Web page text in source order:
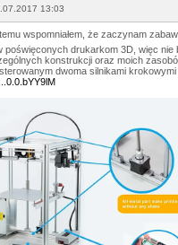
13:03
wspomniałem, że zaczynam
poświęconych drukarkom 3D, więc
konstrukcji oraz moich
dwoma silnikami